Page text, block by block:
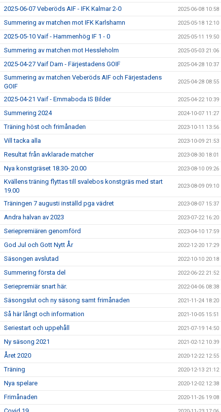
2025-06-07 Veberöds AIF - IFK Kalmar 2-0 2025-06-08 10:58
Summering av matchen mot IFK Karlshamn 2025-05-18 12:10
2025-05-10 Vaif - Hammenhög IF 1 - 0 2025-05-11 19:50
Summering av matchen mot Hessleholm 2025-05-03 21:06
2025-04-27 Vaif Dam - Färjestadens GOIF 2025-04-28 10:37
Summering av matchen Veberöds AIF och Färjestadens
GOIF
2025-04-28 08:55
2025-04-21 Vaif - Emmaboda IS Bilder 2025-04-22 10:39
Summering 2024 2024-10-07 11:27
Träning höst och frimånaden 2023-10-11 13:56
Vill tacka alla 2023-10-09 21:53
Resultat från avklarade matcher 2023-08-30 18:01
Nya konstgräset 18.30- 20.00 2023-08-10 09:26
Kvällens träning flyttas till svalebos konstgräs med start
19.00
2023-08-09 09:10
Träningen 7 augusti inställd pga vädret 2023-08-07 15:37
Andra halvan av 2023 2023-07-22 16:20
Seriepremiären genomförd 2023-04-10 17:59
God Jul och Gott Nytt År 2022-12-20 17:29
Säsongen avslutad 2022-10-10 20:18
Summering första del 2022-06-22 21:52
Seriepremiär snart här. 2022-04-06 08:38
Säsongslut och ny säsong samt frimånaden 2021-11-24 18:20
Så här långt och information 2021-10-05 15:51
Seriestart och uppehåll 2021-07-19 14:50
Ny säsong 2021 2021-02-12 10:39
Året 2020 2020-12-22 12:55
Träning 2020-12-13 21:12
Nya spelare 2020-12-02 12:38
Frimånaden 2020-11-26 19:08